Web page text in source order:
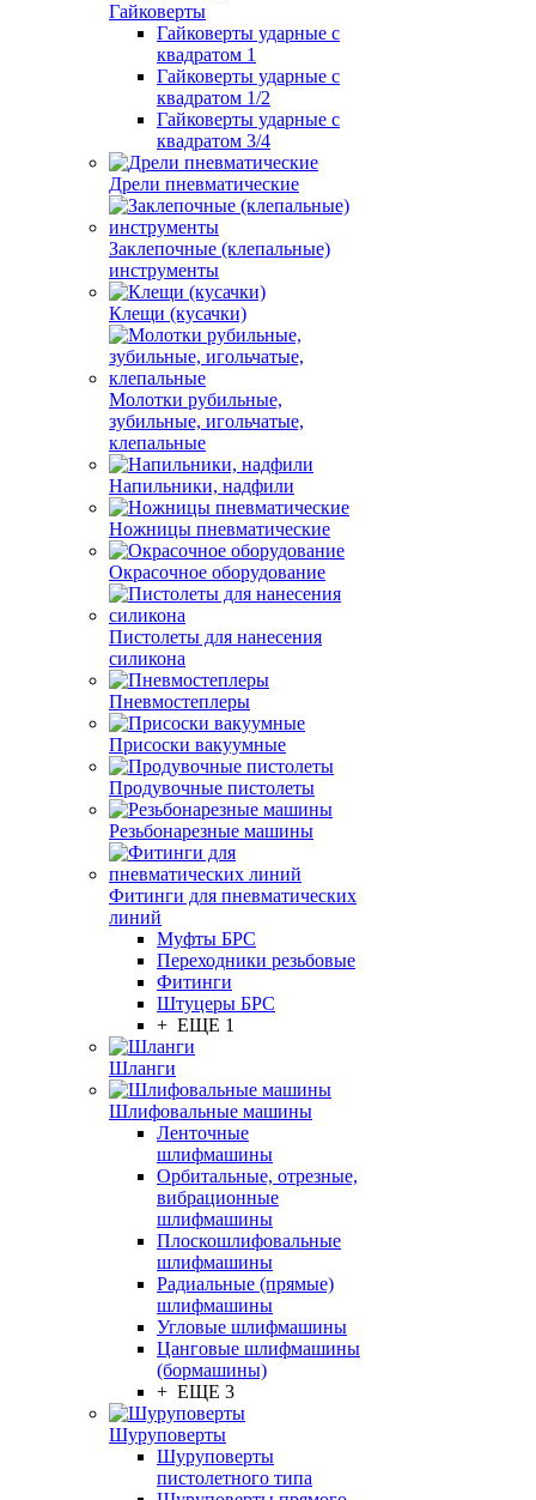
Гайковерты
Гайковерты ударные с
квадратом 1
Гайковерты ударные с
квадратом 1/2
Гайковерты ударные с
квадратом 3/4
Дрели пневматические
Заклепочные (клепальные)
инструменты
Клещи (кусачки)
Молотки рубильные,
зубильные, игольчатые,
клепальные
Напильники, надфили
Ножницы пневматические
Окрасочное оборудование
Пистолеты для нанесения
силикона
Пневмостеплеры
Присоски вакуумные
Продувочные пистолеты
Резьбонарезные машины
Фитинги для пневматических
линий
Муфты БРС
Переходники резьбовые
Фитинги
Штуцеры БРС
+ ЕЩЕ 1
Шланги
Шлифовальные машины
Ленточные
шлифмашины
Орбитальные, отрезные,
вибрационные
шлифмашины
Плоскошлифовальные
шлифмашины
Радиальные (прямые)
шлифмашины
Угловые шлифмашины
Цанговые шлифмашины
(бормашины)
+ ЕЩЕ 3
Шуруповерты
Шуруповерты
пистолетного типа